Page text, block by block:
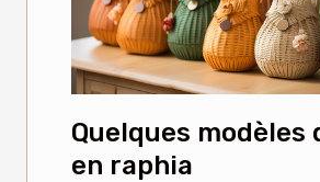
Quelques modèles
en raphia